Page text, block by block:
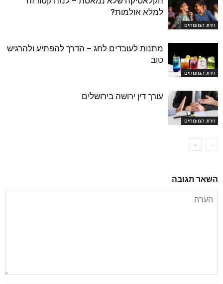
זירת המומחים
למלא אולמות?
זירת המומחים
מתנות לעובדים לחג – הדרך להפתיע ולהרגיש
טוב
זירת המומחים
עורך דין ירושה בירושלים
השאר תגובה